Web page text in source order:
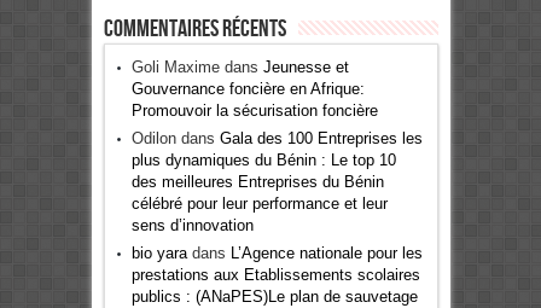
Commentaires récents
Goli Maximedans Jeunesse et
Gouvernance foncière en Afrique:
Promouvoir la sécurisation foncière
Odilondans Gala des 100 Entreprises les
plus dynamiques du Bénin : Le top 10
des meilleures Entreprises du Bénin
célébré pour leur performance et leur
sens d’innovation
bio yaradans L’Agence nationale pour les
prestations aux Etablissements scolaires
publics : (ANaPES)Le plan de sauvetage